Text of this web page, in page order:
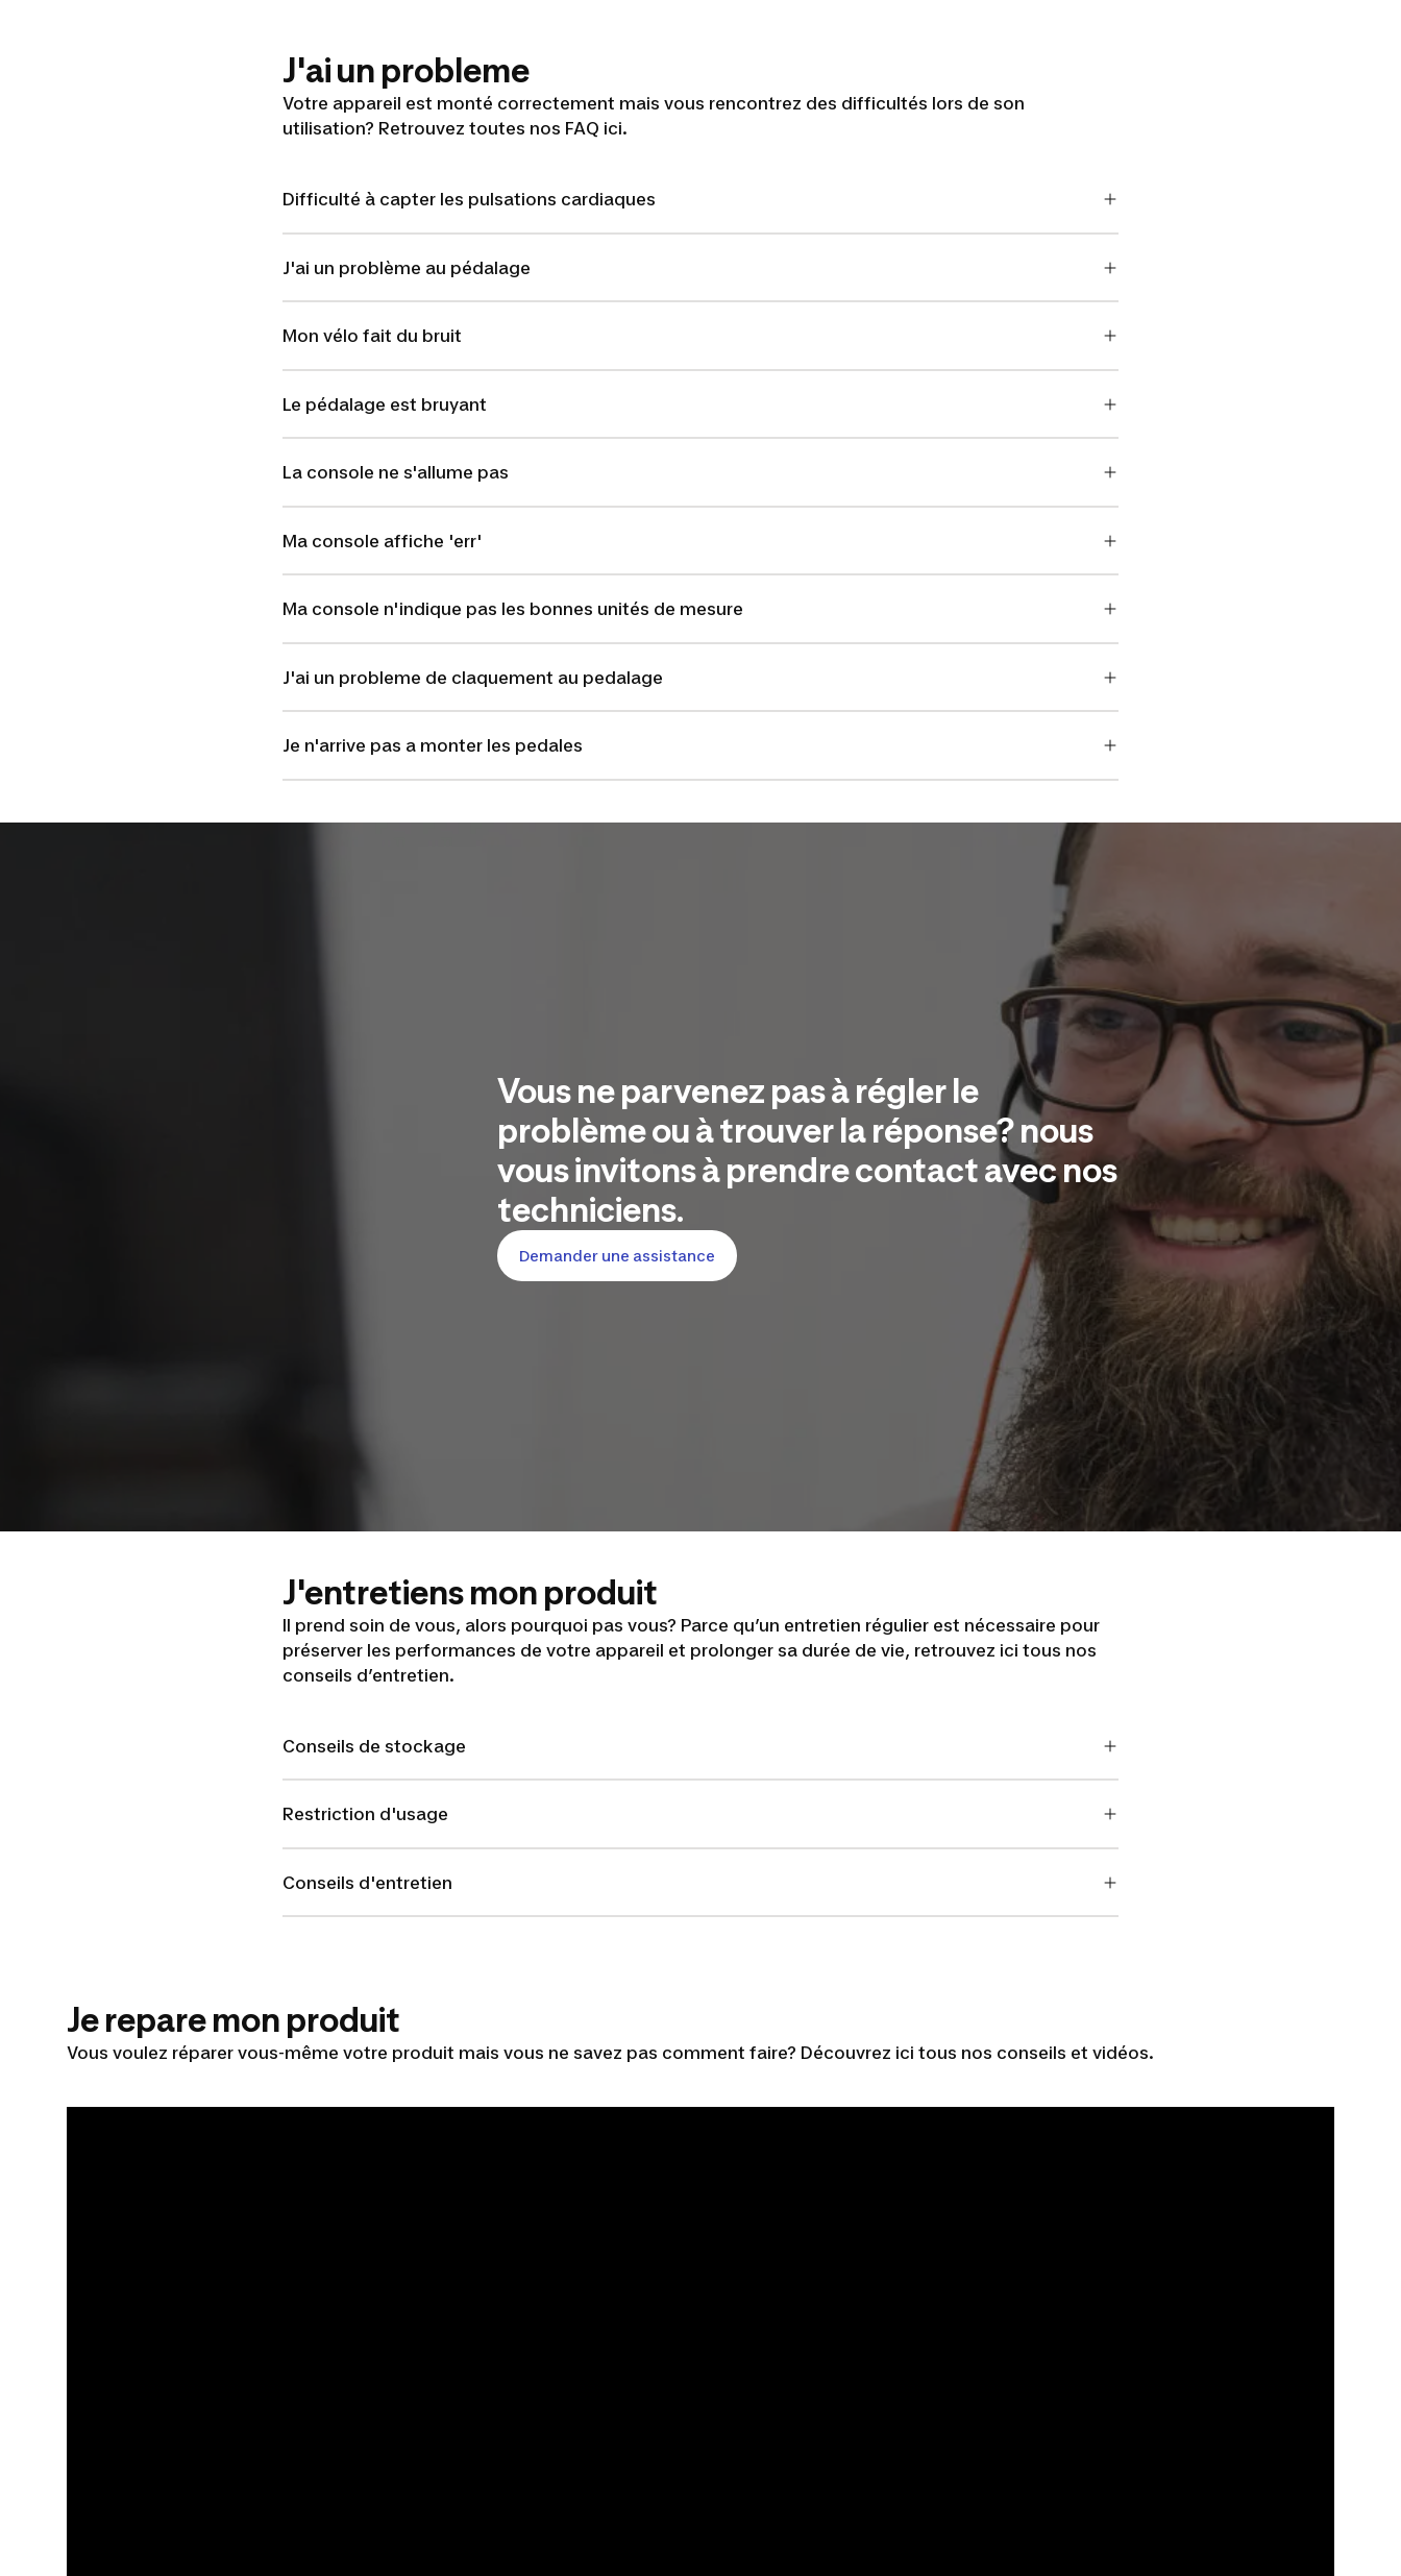
J'ai un probleme
Votre appareil est monté correctement mais vous rencontrez des difficultés lors de son
utilisation? Retrouvez toutes nos FAQ ici.
Difficulté à capter les pulsations cardiaques
J'ai un problème au pédalage
Mon vélo fait du bruit
Le pédalage est bruyant
La console ne s'allume pas
Ma console affiche 'err'
Ma console n'indique pas les bonnes unités de mesure
J'ai un probleme de claquement au pedalage
Je n'arrive pas a monter les pedales
Vous ne parvenez pas à régler le
problème ou à trouver la réponse? nous
vous invitons à prendre contact avec nos
techniciens.
Demander une assistance
J'entretiens mon produit
Il prend soin de vous, alors pourquoi pas vous? Parce qu’un entretien régulier est nécessaire pour
préserver les performances de votre appareil et prolonger sa durée de vie, retrouvez ici tous nos
conseils d’entretien.
Conseils de stockage
Restriction d'usage
Conseils d'entretien
Je repare mon produit
Vous voulez réparer vous-même votre produit mais vous ne savez pas comment faire? Découvrez ici tous nos conseils et vidéos.